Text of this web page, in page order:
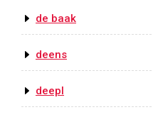
de baak
deens
deepl